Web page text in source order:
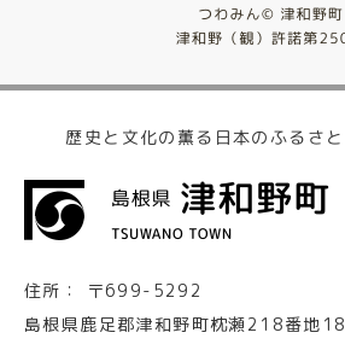
歴史と文化の薫る日本のふるさと
住所：
〒699-5292
島根県鹿足郡津和野町枕瀬218番地18